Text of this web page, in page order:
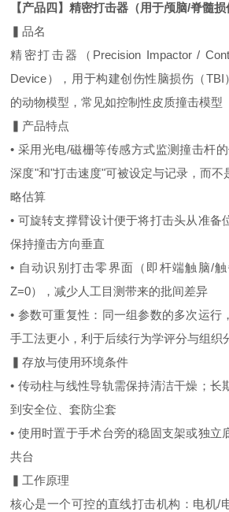
【产品四】精密打击器（用于颅脑/脊髓损
▍品名
精密打击器（Precision Impactor /
Device），用于构建创伤性脑损伤（TBI
的动物模型，常见如控制性皮质撞击模型
▍产品特点
• 采用光电/磁栅等传感方式监测撞击杆
深度"和"打击速度"可被设定与记录，而不
略估算
• 可旋转支撑臂设计便于将打击头从准备
保持撞击方向垂直
• 自动识别打击零界面（即杆端触脑/
Z=0），减少人工目测带来的批间差异
• 参数可重复性：同一组参数的多次运行
手工法更小，利于后续行为学评分与组织
▍存放与使用环境条件
• 传动柱与线性导轨需保持清洁干燥；长
到安全位、套防尘套
• 使用时置于手术台旁的稳固支架或独立
共台
▍工作原理
核心是一个可控的直线打击机构：电机/